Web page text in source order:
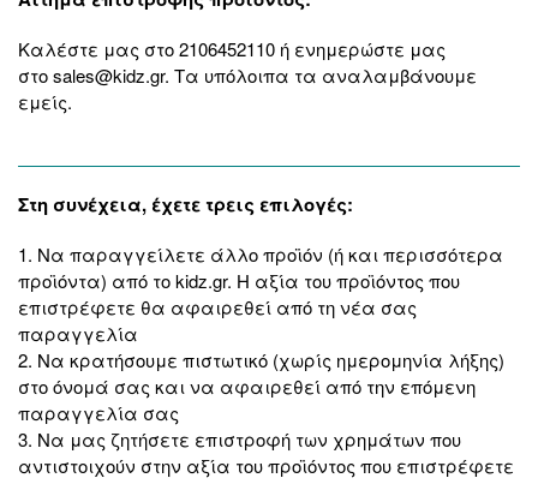
Καλέστε μας στο2106452110 ή ενημερώστε μας
στοsales@kidz.gr. Τα υπόλοιπα τα αναλαμβάνουμε
εμείς.
Στη συνέχεια, έχετε τρεις επιλογές:
1. Να παραγγείλετε άλλο προϊόν (ή και περισσότερα
προϊόντα) από τοkidz.gr. H αξία του προϊόντος που
επιστρέφετε θα αφαιρεθεί από τη νέα σας
παραγγελία
2. Να κρατήσουμε πιστωτικό (χωρίς ημερομηνία λήξης)
στο όνομά σας και να αφαιρεθεί από την επόμενη
παραγγελία σας
3. Να μας ζητήσετε επιστροφή των χρημάτων που
αντιστοιχούν στην αξία του προϊόντος που επιστρέφετε